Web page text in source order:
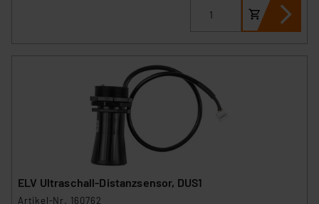
ELV Ultraschall-Distanzsensor, DUS1
Artikel-Nr. 160762